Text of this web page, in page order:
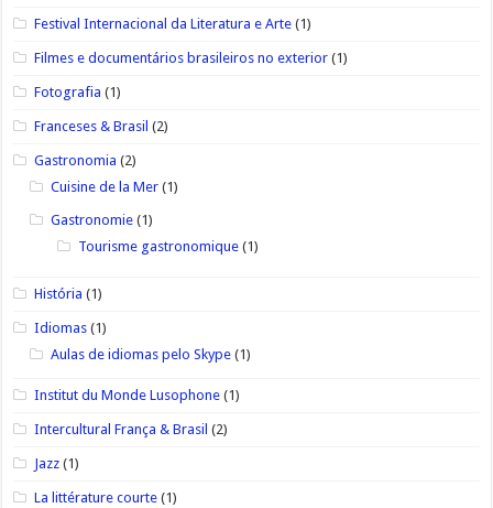
Festival Internacional da Literatura e Arte (1)
Filmes e documentários brasileiros no exterior (1)
Fotografia (1)
Franceses & Brasil (2)
Gastronomia (2)
Cuisine de la Mer (1)
Gastronomie (1)
Tourisme gastronomique (1)
História (1)
Idiomas (1)
Aulas de idiomas pelo Skype (1)
Institut du Monde Lusophone (1)
Intercultural França & Brasil (2)
Jazz (1)
La littérature courte (1)